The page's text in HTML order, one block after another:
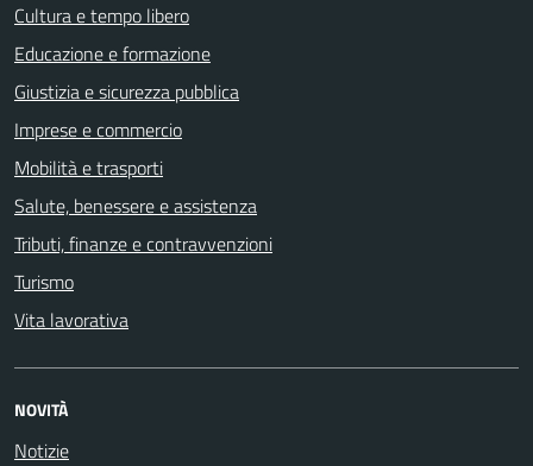
Cultura e tempo libero
Educazione e formazione
Giustizia e sicurezza pubblica
Imprese e commercio
Mobilità e trasporti
Salute, benessere e assistenza
Tributi, finanze e contravvenzioni
Turismo
Vita lavorativa
NOVITÀ
Notizie